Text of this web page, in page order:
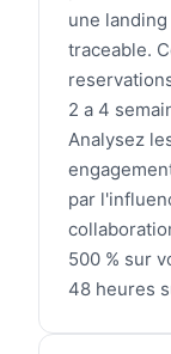
une
traceable.
2 a 4
Analysez
par
500 % sur
48 heures